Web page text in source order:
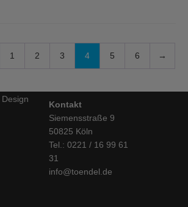
1 2 3 4 5 6 →
Kontakt
Siemensstraße 9
50825 Köln
Tel.: 0221 / 16 99 61
31
info@toendel.de